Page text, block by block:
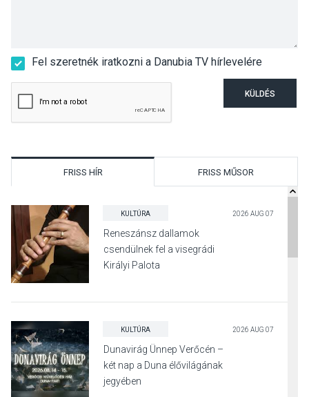
Fel szeretnék iratkozni a Danubia TV hírlevelére
KÜLDÉS
FRISS HÍR FRISS MŰSOR
KULTÚRA 2026 AUG 07
Reneszánsz dallamok
csendülnek fel a visegrádi
Királyi Palota
KULTÚRA 2026 AUG 07
Dunavirág Ünnep Verőcén –
két nap a Duna élővilágának
jegyében